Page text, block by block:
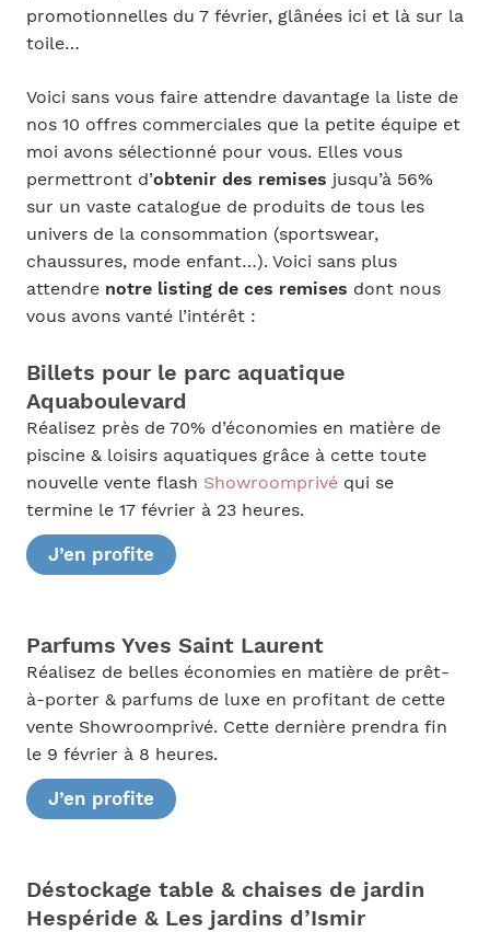
promotionnelles du 7 février, glânées ici et là sur la
toile…
Voici sans vous faire attendre davantage la liste de
nos 10 offres commerciales que la petite équipe et
moi avons sélectionné pour vous. Elles vous
permettront d’obtenir des remises jusqu’à 56%
sur un vaste catalogue de produits de tous les
univers de la consommation (sportswear,
chaussures, mode enfant…). Voici sans plus
attendre notre listing de ces remises dont nous
vous avons vanté l’intérêt :
Billets pour le parc aquatique
Aquaboulevard
Réalisez près de 70% d’économies en matière de
piscine & loisirs aquatiques grâce à cette toute
nouvelle vente flash Showroomprivéqui se
termine le 17 février à 23 heures.
J’en profite
Parfums Yves Saint Laurent
Réalisez de belles économies en matière de prêt-
à-porter & parfums de luxe en profitant de cette
vente Showroomprivé. Cette dernière prendra fin
le 9 février à 8 heures.
J’en profite
Déstockage table & chaises de jardin
Hespéride & Les jardins d’Ismir